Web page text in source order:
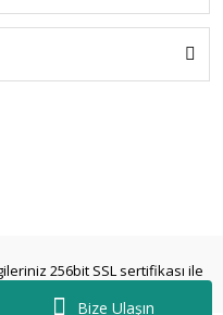
Bize Ulaşın
256bit SSL sertifikası ile